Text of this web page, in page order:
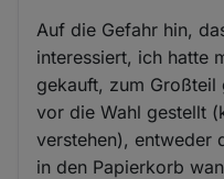
Auf die Gefahr hin,
interessiert, ich hatte
gekauft, zum Großteil
vor die Wahl gestellt
verstehen), entweder
in den Papierkorb